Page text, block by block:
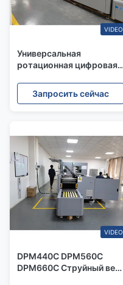
VIDEO
Универсальная
ротационная цифровая
машина с пигментным
чернилом на водной
Запросить сейчас
VIDEO
DPM440C DPM560C
DPM660C Струйный веб-